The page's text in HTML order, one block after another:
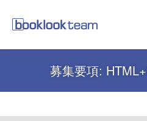
募集要項: